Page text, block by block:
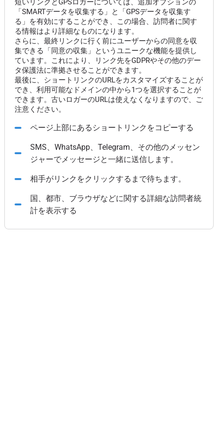
短いリンクとGPSロガーについては、追加オプションの
「SMARTデータを収集する」と「GPSデータを収集す
る」を有効にすることができ、この場合、訪問者に関す
る情報はより詳細なものになります。
さらに、最終リンクに行く前にユーザーからの同意を収
集できる「同意の収集」というユニークな機能を提供し
ています。これにより、リンク先をGDPRやその他のデー
タ保護法に準拠させることができます。
最後に、ショートリンクのURLをカスタマイズすることが
でき、利用可能なドメインの中から1つを選択することが
できます。古いロガーのURLは使えなくなりますので、ご
注意ください。
ページ上部にあるショートリンクをコピーする
SMS、WhatsApp、Telegram、その他のメッセン
ジャーでメッセージと一緒に送信します。
相手がリンクをクリックするまで待ちます。
国、都市、ブラウザなどに関する詳細な訪問者統
計を表示する